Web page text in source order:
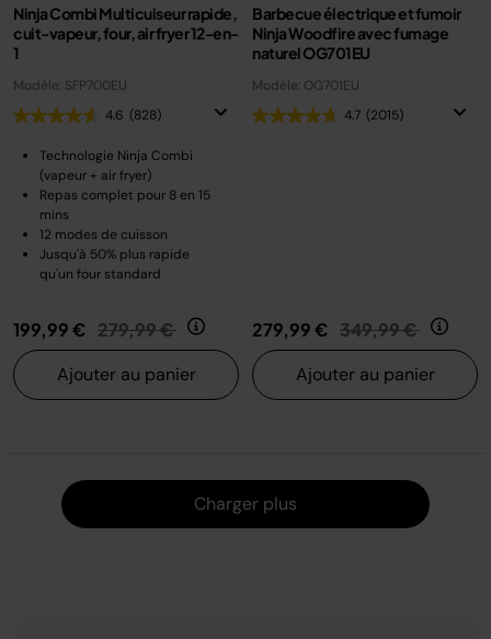
Ninja Combi Multicuiseur rapide,
cuit-vapeur, four, air fryer 12-en-
1
Modèle: SFP700EU
4.6 (828)
Technologie Ninja Combi
(vapeur + air fryer)
Repas complet pour 8 en 15
mins
12 modes de cuisson
Jusqu'à 50% plus rapide
qu'un four standard
199,99 € Prix réduit de
279,99 € au
Ajouter au panier
Barbecue électrique et fumoir
Ninja Woodfire avec fumage
naturel OG701EU
Modèle: OG701EU
4.7 (2015)
279,99 € Prix réduit de
349,99 € au
Ajouter au panier
Charger plus